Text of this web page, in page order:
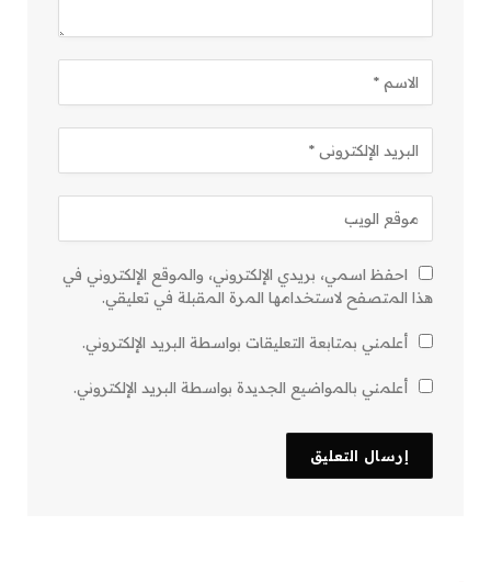
احفظ اسمي، بريدي الإلكتروني، والموقع الإلكتروني في
هذا المتصفح لاستخدامها المرة المقبلة في تعليقي.
أعلمني بمتابعة التعليقات بواسطة البريد الإلكتروني.
أعلمني بالمواضيع الجديدة بواسطة البريد الإلكتروني.